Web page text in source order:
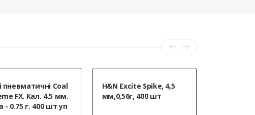
пневматичні Coal
FX. Кал. 4.5 мм.
- 0.75 г. 400 шт уп
H&N Excite Spike, 4,5
мм,0,56г, 400 шт